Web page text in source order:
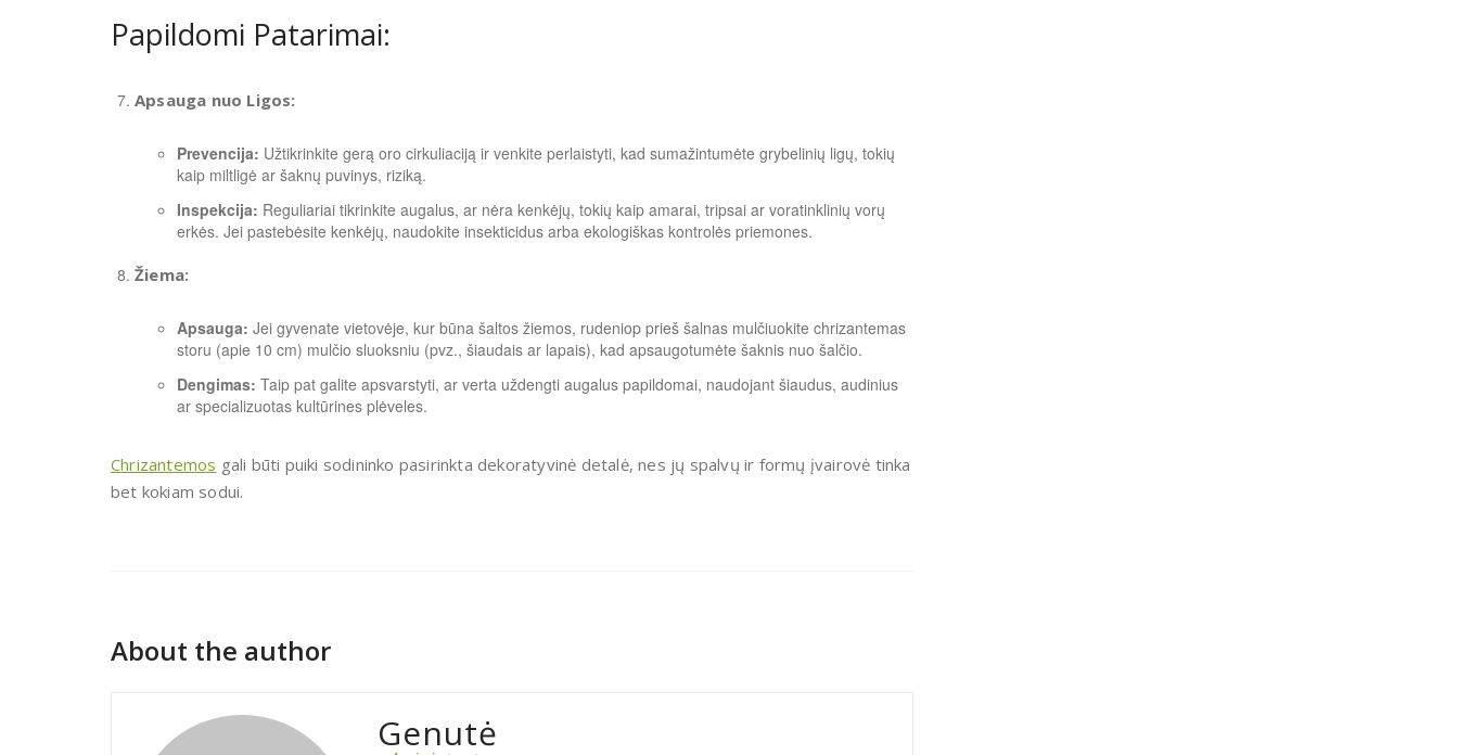
Papildomi Patarimai:
Apsauga nuo Ligos:
Prevencija: Užtikrinkite gerą oro cirkuliaciją ir venkite perlaistyti, kad sumažintumėte grybelinių ligų, tokių
kaip miltligė ar šaknų puvinys, riziką.
Inspekcija: Reguliariai tikrinkite augalus, ar nėra kenkėjų, tokių kaip amarai, tripsai ar voratinklinių vorų
erkės. Jei pastebėsite kenkėjų, naudokite insekticidus arba ekologiškas kontrolės priemones.
Žiema:
Apsauga: Jei gyvenate vietovėje, kur būna šaltos žiemos, rudeniop prieš šalnas mulčiuokite chrizantemas
storu (apie 10 cm) mulčio sluoksniu (pvz., šiaudais ar lapais), kad apsaugotumėte šaknis nuo šalčio.
Dengimas: Taip pat galite apsvarstyti, ar verta uždengti augalus papildomai, naudojant šiaudus, audinius
ar specializuotas kultūrines plėveles.
Chrizantemos gali būti puiki sodininko pasirinkta dekoratyvinė detalė, nes jų spalvų ir formų įvairovė tinka
bet kokiam sodui.
About the author
Genutė